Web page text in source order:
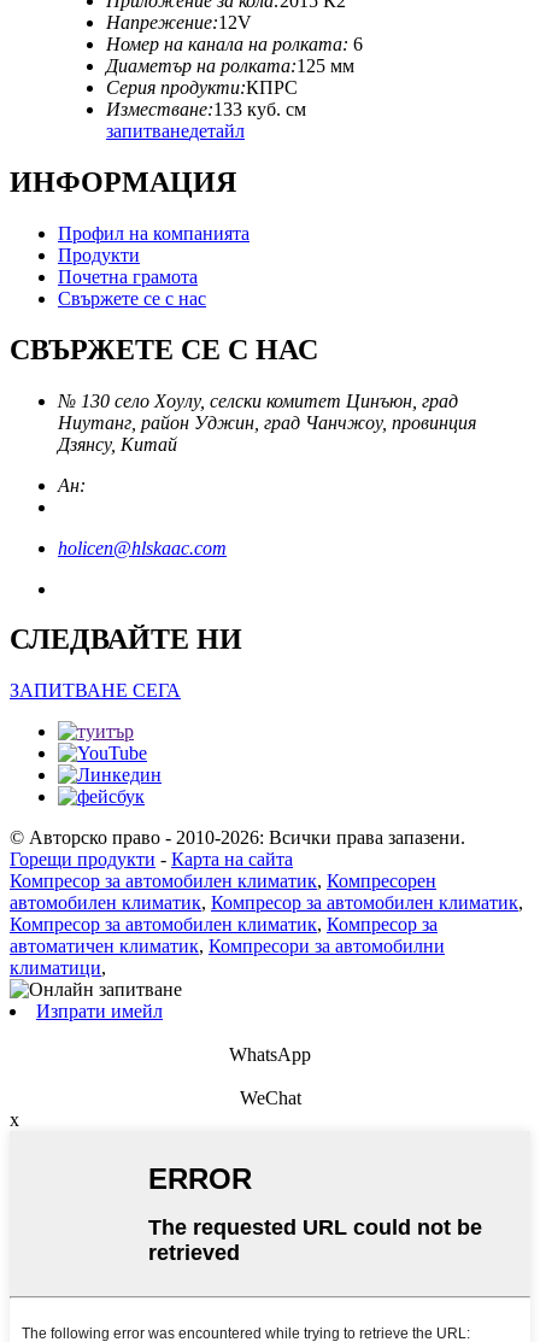
Напрежение:12V
Номер на канала на ролката: 6
Диаметър на ролката:125 мм
Серия продукти:КПРС
Изместване:133 куб. см
запитванедетайл
ИНФОРМАЦИЯ
Профил на компанията
Продукти
Почетна грамота
Свържете се с нас
СВЪРЖЕТЕ СЕ С НАС
№ 130 село Хоулу, селски комитет Цинъюн, град
Ниутанг, район Уджин, град Чанчжоу, провинция
Дзянсу, Китай
Ан:
holicen@hlskaac.com
СЛЕДВАЙТЕ НИ
ЗАПИТВАНЕ СЕГА
© Авторско право - 2010-2026: Всички права запазени.
Горещи продукти - Карта на сайта
Компресор за автомобилен климатик, Компресорен
автомобилен климатик, Компресор за автомобилен климатик,
Компресор за автомобилен климатик, Компресор за
автоматичен климатик, Компресори за автомобилни
климатици,
Изпрати имейл
WhatsApp
WeChat
x